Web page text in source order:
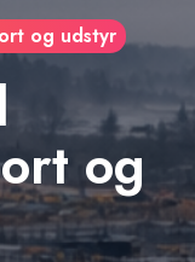
og udstyr
og